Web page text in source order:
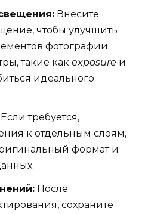
Внесите
чтобы улучшить
фотографии.
такие как exposure и
идеального
Если требуется,
к отдельным слоям,
формат и
После
сохраните